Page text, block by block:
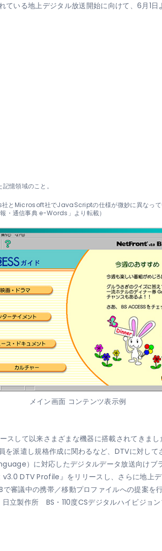
いる地上デジタル放送開始に向けて、6月1
憶領域のこと。
社でJavaScriptの仕様が微妙に異なってい
・通信事典 e-Words」より転載）
メイン画面 コンテンツ表示例
して以来さまざまな機器に搭載されてきま
派遣し規格作成に関わるなど、DTVに対して
）に対応したデジタルデータ放送向け
DTV Profile』をリリースし、さらに地上
審議中の携帯／移動プロファイルへの提案を行
日立製作所 BS・110度CSデジタルハイビジ